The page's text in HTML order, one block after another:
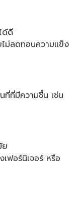
ด้ดี
ม่ลดทอนความแข็ง
ที่ที่มีความชื้น เช่น
ย
เฟอร์นิเจอร์ หรือ